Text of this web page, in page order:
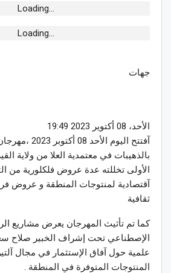
Loading...
Loading...
جهات
الأحد، 08 أكتوير 2023 19:49
آفتتح اليوم
بالذهيبات في معتمدية العلا من ولاية
الأولى تخللته عدة عروض فلكلورية من
آقتصادية لمنتوجات المنطقة و عروض
ثقافية
كما تم تأثيث المهرجان يعرض مشاريع
الإصطناعي تحت إشراف الخبير صلاح
علمية حول آفاق الإستثمار في مجال
المنتوجات المتوفرة في المنطقة .